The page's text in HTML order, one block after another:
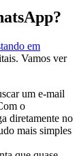
em
Vamos ver
um e-mail
o
diretamente no
mais simples